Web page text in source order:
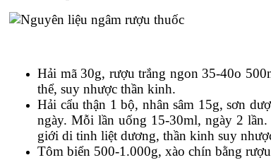
Hải mã 30g, rượu trắng ngon 35-40o
thể, suy nhược thần kinh.
Hải cẩu thận 1 bộ, nhân sâm 15g, sơn
ngày. Mỗi lần uống 15-30ml, ngày 2 lần.
giới di tinh liệt dương, thần kinh suy
Tôm biển 500-1.000g, xào chín bằng